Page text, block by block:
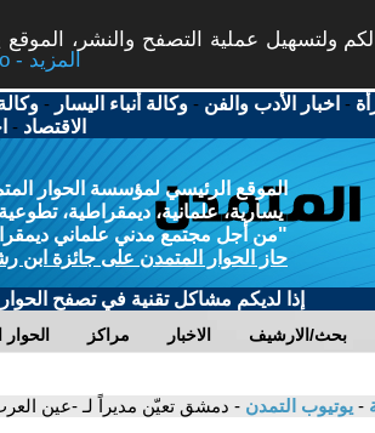
ولتسهيل عملية التصفح والنشر،
More info - المزيد
- اخبار الأدب والفن -وكالة أنباء اليسار -
الاقتصاد -
الموقع الرئيسي لمؤسسة الحوار
يسارية، علمانية، ديمقراطية،
"من أجل مجتمع مدني علماني
حاز الحوار المتمدن على جائزة ابن
إذا لديكم مشاكل تقنية في تصفح
مراكز الاخبار بحث/الارشيف
- يوتيوب التمدن - دمشق تعيّن مديراً لـ -عين